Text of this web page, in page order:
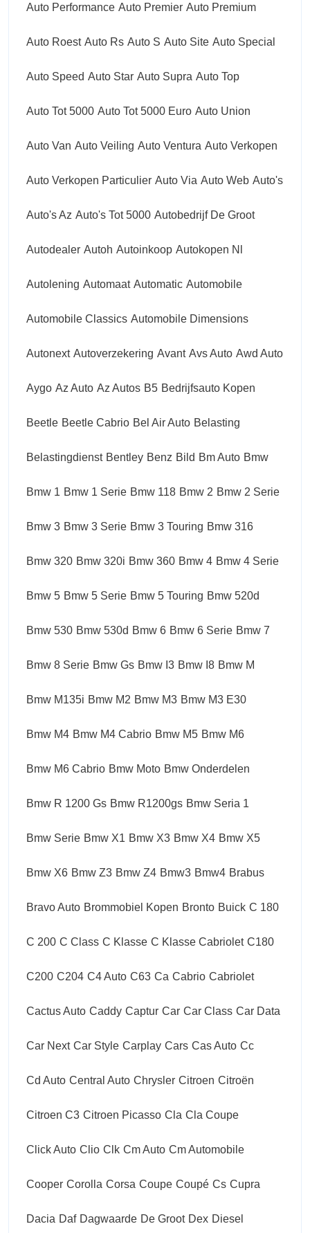
Auto Performance Auto Premier Auto Premium
Auto Roest Auto Rs Auto S Auto Site Auto Special
Auto Speed Auto Star Auto Supra Auto Top
Auto Tot 5000 Auto Tot 5000 Euro Auto Union
Auto Van Auto Veiling Auto Ventura Auto Verkopen
Auto Verkopen Particulier Auto Via Auto Web Auto's
Auto's Az Auto's Tot 5000 Autobedrijf De Groot
Autodealer Autoh Autoinkoop Autokopen Nl
Autolening Automaat Automatic Automobile
Automobile Classics Automobile Dimensions
Autonext Autoverzekering Avant Avs Auto Awd Auto
Aygo Az Auto Az Autos B5 Bedrijfsauto Kopen
Beetle Beetle Cabrio Bel Air Auto Belasting
Belastingdienst Bentley Benz Bild Bm Auto Bmw
Bmw 1 Bmw 1 Serie Bmw 118 Bmw 2 Bmw 2 Serie
Bmw 3 Bmw 3 Serie Bmw 3 Touring Bmw 316
Bmw 320 Bmw 320i Bmw 360 Bmw 4 Bmw 4 Serie
Bmw 5 Bmw 5 Serie Bmw 5 Touring Bmw 520d
Bmw 530 Bmw 530d Bmw 6 Bmw 6 Serie Bmw 7
Bmw 8 Serie Bmw Gs Bmw I3 Bmw I8 Bmw M
Bmw M135i Bmw M2 Bmw M3 Bmw M3 E30
Bmw M4 Bmw M4 Cabrio Bmw M5 Bmw M6
Bmw M6 Cabrio Bmw Moto Bmw Onderdelen
Bmw R 1200 Gs Bmw R1200gs Bmw Seria 1
Bmw Serie Bmw X1 Bmw X3 Bmw X4 Bmw X5
Bmw X6 Bmw Z3 Bmw Z4 Bmw3 Bmw4 Brabus
Bravo Auto Brommobiel Kopen Bronto Buick C 180
C 200 C Class C Klasse C Klasse Cabriolet C180
C200 C204 C4 Auto C63 Ca Cabrio Cabriolet
Cactus Auto Caddy Captur Car Car Class Car Data
Car Next Car Style Carplay Cars Cas Auto Cc
Cd Auto Central Auto Chrysler Citroen Citroën
Citroen C3 Citroen Picasso Cla Cla Coupe
Click Auto Clio Clk Cm Auto Cm Automobile
Cooper Corolla Corsa Coupe Coupé Cs Cupra
Dacia Daf Dagwaarde De Groot Dex Diesel